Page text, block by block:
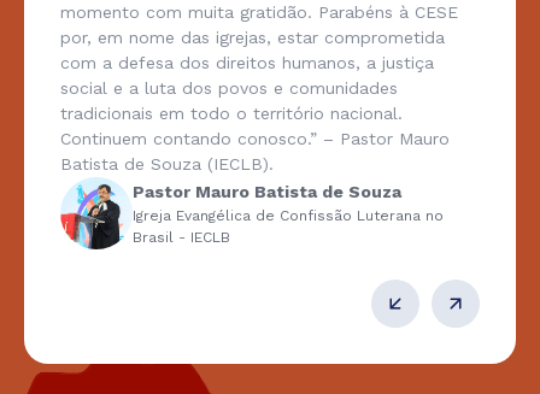
momento com muita gratidão. Parabéns à CESE
por, em nome das igrejas, estar comprometida
com a defesa dos direitos humanos, a justiça
social e a luta dos povos e comunidades
tradicionais em todo o território nacional.
Continuem contando conosco.” – Pastor Mauro
Batista de Souza (IECLB).
Pastor Mauro Batista de Souza
Igreja Evangélica de Confissão Luterana no
Brasil - IECLB